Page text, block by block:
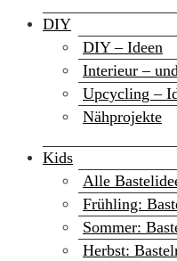
DIY
DIY – Ideen
Interieur –
Upcycling –
Nähprojekte
Kids
Alle
Frühling:
Sommer:
Herbst: